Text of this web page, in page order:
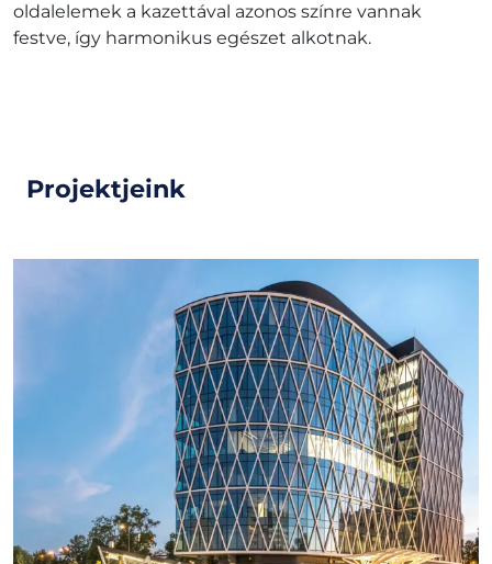
oldalelemek a kazettával azonos színre vannak
festve, így harmonikus egészet alkotnak.
Projektjeink